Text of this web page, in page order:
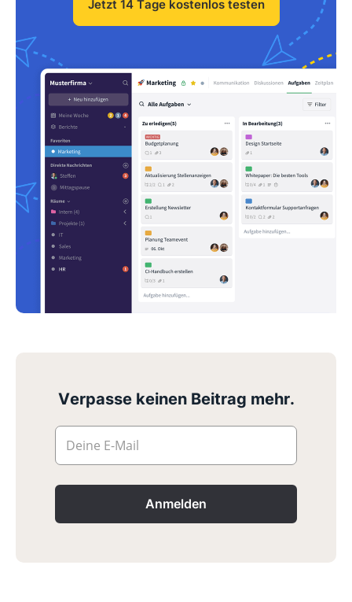
Jetzt 14 Tage kostenlos testen
Verpasse keinen Beitrag mehr.
Deine E-Mail
Anmelden